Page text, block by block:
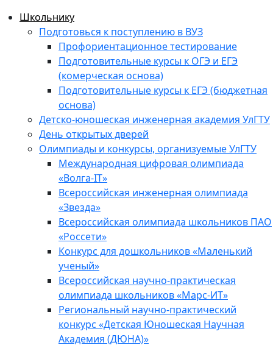
Школьнику
Подготовься к поступлению в ВУЗ
Профориентационное тестирование
Подготовительные курсы к ОГЭ и ЕГЭ
(комерческая основа)
Подготовительные курсы к ЕГЭ (бюджетная
основа)
Детско-юношеская инженерная академия УлГТУ
День открытых дверей
Олимпиады и конкурсы, организуемые УлГТУ
Международная цифровая олимпиада
«Волга-IT»
Всероссийская инженерная олимпиада
«Звезда»
Всероссийская олимпиада школьников ПАО
«Россети»
Конкурс для дошкольников «Маленький
ученый»
Всероссийская научно-практическая
олимпиада школьников «Марс-ИТ»
Региональный научно-практический
конкурс «Детская Юношеская Научная
Академия (ДЮНА)»